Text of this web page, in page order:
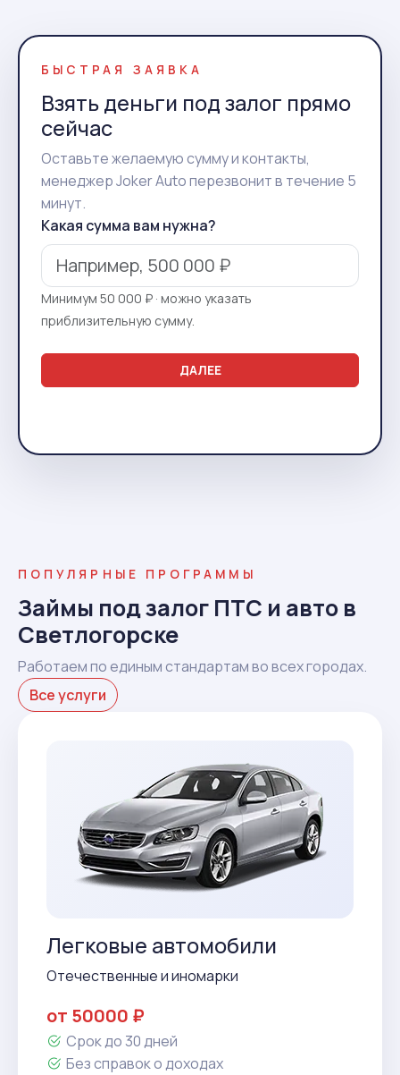
БЫСТРАЯ ЗАЯВКА
Взять деньги под залог прямо
сейчас
Оставьте желаемую сумму и контакты,
менеджер Joker Auto перезвонит в течение 5
минут.
Какая сумма вам нужна?
Минимум 50 000 ₽ · можно указать
приблизительную сумму.
ДАЛЕЕ
ПОПУЛЯРНЫЕ ПРОГРАММЫ
Займы под залог ПТС и авто в
Светлогорске
Работаем по единым стандартам во всех городах.
Все услуги
Легковые автомобили
Отечественные и иномарки
от 50000 ₽
Срок до 30 дней
Без справок о доходах